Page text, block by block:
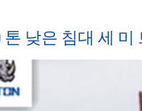
톤 낮은 침대 세 미